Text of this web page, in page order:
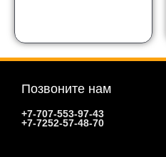
Позвоните нам
+7-707-553-97-43
+7-7252-57-48-70